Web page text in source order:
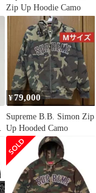
Zip Up Hoodie Camo
¥79,000
Supreme B.B. Simon Zip
Up Hooded Camo